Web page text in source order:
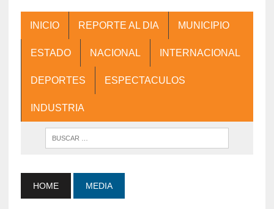
INICIO REPORTE AL DIA MUNICIPIO
ESTADO NACIONAL INTERNACIONAL
DEPORTES ESPECTACULOS
INDUSTRIA
HOME MEDIA